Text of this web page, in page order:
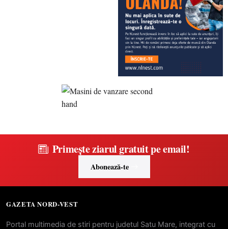
Primește ziarul gratuit pe email!
Abonează-te
GAZETA NORD-VEST
Portal multimedia de stiri pentru judetul Satu Mare, integrat cu